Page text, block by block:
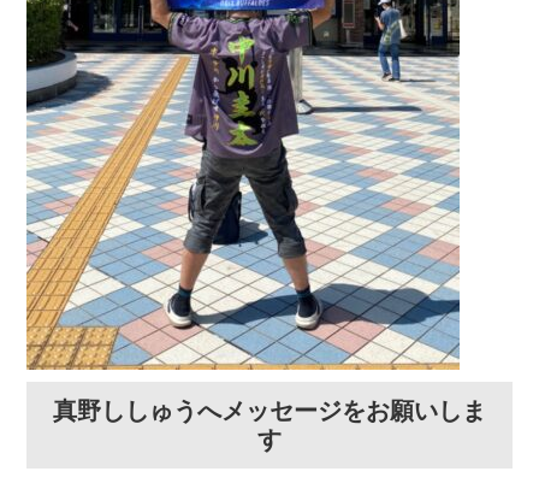
真野ししゅうへメッセージをお願いしま
す